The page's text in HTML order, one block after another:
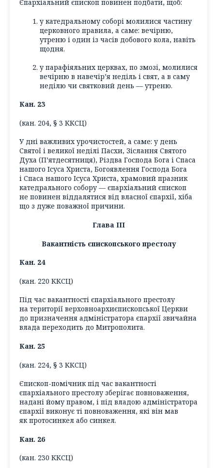
Єпархіальний єпископ повинен подбати, щоб:
у катедральному соборі молилися частину
церковного правила, а саме: вечірню,
утреню і один із часів добового кола, навіть
щодня.
у парафіяльних церквах, по змозі, молилися
вечірню в навечір’я неділь і свят, а в саму
неділю чи святковий день — утреню.
Кан. 23
(кан. 204, § 3 ККСЦ)
У дні важливих урочистостей, а саме: у день
Святої і великої неділі Пасхи, Зіслання Святого
Духа (П’ятдесятниця), Різдва Господа Бога і Спаса
нашого Ісуса Христа, Богоявлення Господа Бога
і Спаса нашого Ісуса Христа, храмовий празник
катедрального собору — єпархіальний єпископ
не повинен віддалятися від власної єпархії, хіба
що з дуже поважної причини.
Глава ІІІ
Вакантність єпископського престолу
Кан. 24
(кан. 220 ККСЦ)
Під час вакантності єпархіального престолу
на території верховноархиєпископської Церкви
до призначення адміністратора єпархії звичайна
влада переходить до Митрополита.
Кан. 25
(кан. 224, § 3 ККСЦ)
Єпископ-помічник під час вакантності
єпархіального престолу зберігає повноваження,
надані йому правом, і під владою адміністратора
єпархії виконує ті повноваження, які він мав
як протосинкел або синкел.
Кан. 26
(кан. 230 ККСЦ)